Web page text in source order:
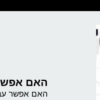
האם
האם אפשר